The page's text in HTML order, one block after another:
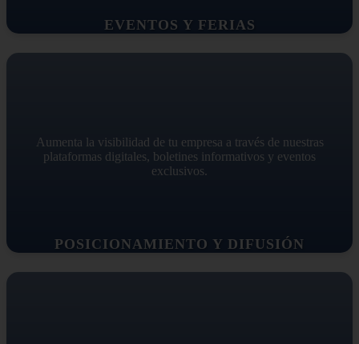
EVENTOS Y FERIAS
POSICIONAMIENTO Y DIFUSIÓN
Aumenta la visibilidad de tu empresa a través de nuestras
plataformas digitales, boletines informativos y eventos
exclusivos.